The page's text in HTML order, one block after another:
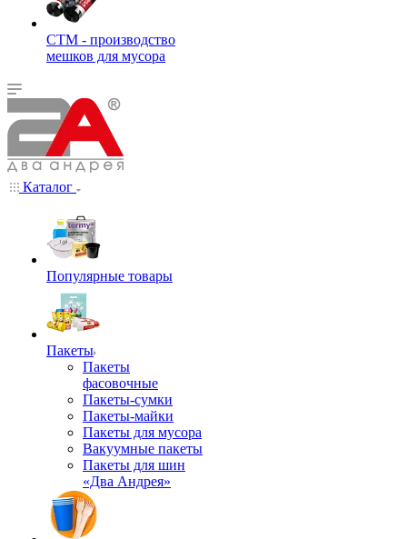
СТМ - производство
мешков для мусора
Каталог
Популярные товары
Пакеты
Пакеты
фасовочные
Пакеты-сумки
Пакеты-майки
Пакеты для мусора
Вакуумные пакеты
Пакеты для шин
«Два Андрея»